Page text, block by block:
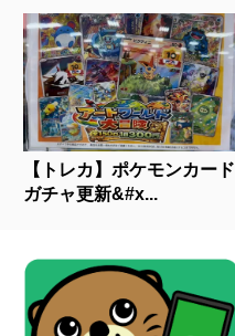
【トレカ】ポケモンカード
ガチャ更新&#x...